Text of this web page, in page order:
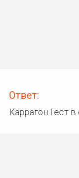
Ответ:
Каррагон Гест